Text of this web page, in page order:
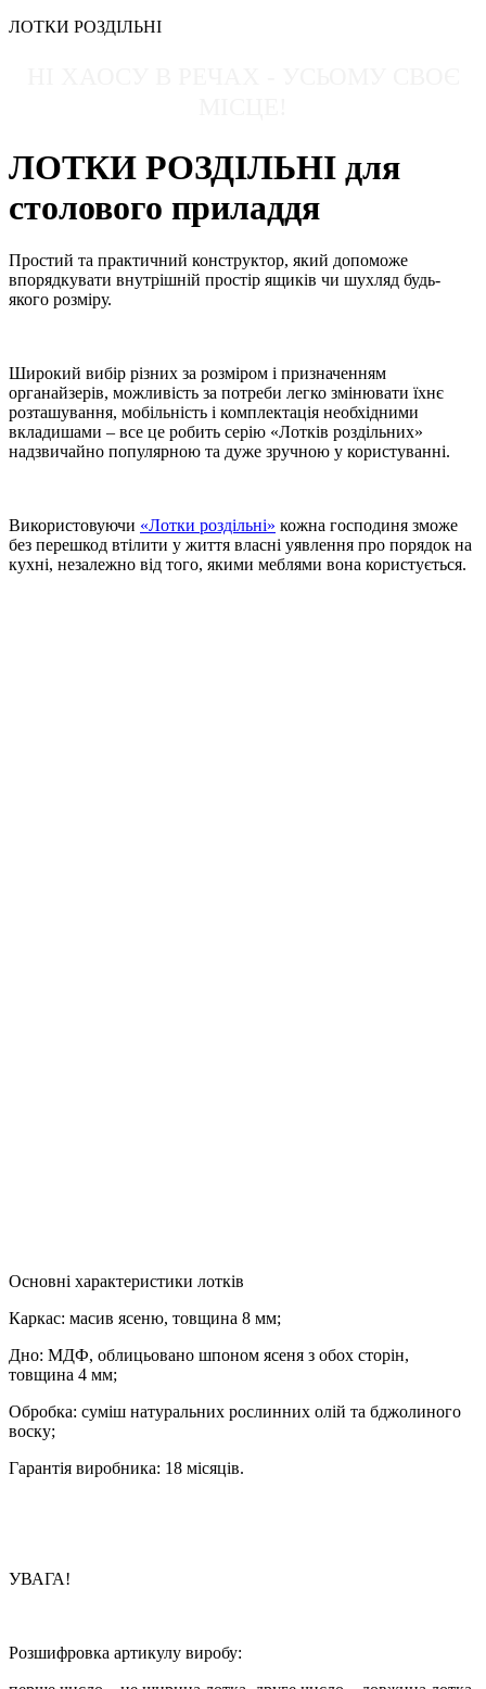
ЛОТКИ РОЗДІЛЬНІ
ЛОТКИ РОЗДІЛЬНІ для
столового приладдя
Простий та практичний конструктор, який допоможе
впорядкувати внутрішній простір ящиків чи шухляд будь-
якого розміру.
Широкий вибір різних за розміром і призначенням
органайзерів, можливість за потреби легко змінювати їхнє
розташування, мобільність і комплектація необхідними
вкладишами – все це робить серію «Лотків роздільних»
надзвичайно популярною та дуже зручною у користуванні.
Використовуючи «Лотки роздільні» кожна господиня зможе
без перешкод втілити у життя власні уявлення про порядок на
кухні, незалежно від того, якими меблями вона користується.
Основні характеристики лотків
Каркас: масив ясеню, товщина 8 мм;
Дно: МДФ, облицьовано шпоном ясеня з обох сторін,
товщина 4 мм;
Обробка: суміш натуральних рослинних олій та бджолиного
воску;
Гарантія виробника: 18 місяців.
УВАГА!
Розшифровка артикулу виробу: